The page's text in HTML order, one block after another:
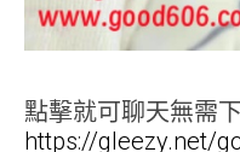
點擊就可聊天無需
https://gleezy.net/